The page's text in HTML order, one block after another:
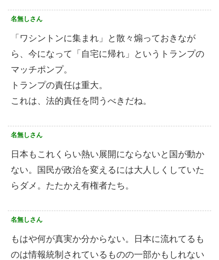
名無しさん
「ワシントンに集まれ」と散々煽っておきなが
ら、今になって「自宅に帰れ」というトランプの
マッチポンプ。
トランプの責任は重大。
これは、法的責任を問うべきだね。
名無しさん
日本もこれくらい熱い展開にならないと国が動か
ない。国民が政治を変えるには大人しくしていた
らダメ。たたかえ有権者たち。
名無しさん
もはや何が真実か分からない。日本に流れてるも
のは情報統制されているものの一部かもしれない